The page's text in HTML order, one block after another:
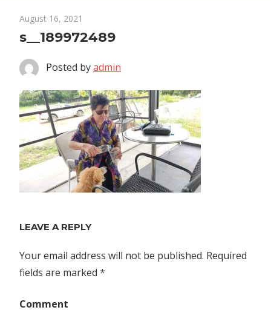
August 16, 2021
s__189972489
Posted byadmin
LEAVE A REPLY
Your email address will not be published. Required
fields are marked *
Comment